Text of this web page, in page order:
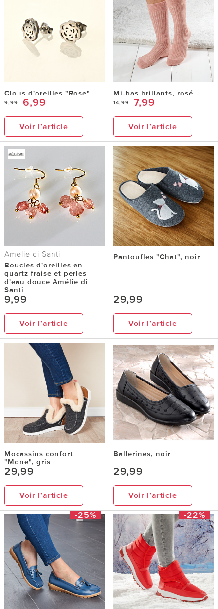
Clous d'oreilles "Rose"
9,99 6,99
Voir l’article
Mi-bas brillants, rosé
14,99 7,99
Voir l’article
Amelie di Santi
Boucles d'oreilles en
quartz fraise et perles
d'eau douce Amélie di
Santi
9,99
Voir l’article
Pantoufles "Chat", noir
29,99
Voir l’article
Mocassins confort
"Mone", gris
29,99
Voir l’article
Ballerines, noir
29,99
Voir l’article
-25% -22%